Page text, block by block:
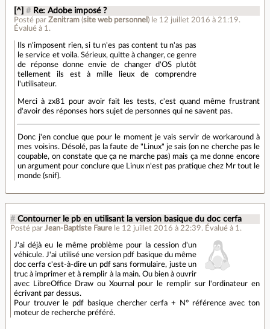
[^] # Re: Adobe imposé ?
Posté parZenitram (site web personnel ) le 12 juillet 2016 à 21:19.
Évalué à 1 .
Ils n'imposent rien, si tu n'es pas content tu n'as pas
le service et voila. Sérieux, quitte à changer, ce genre
de réponse donne envie de changer d'OS plutôt
tellement ils est à mille lieux de comprendre
l'utilisateur.
Merci à zx81 pour avoir fait les tests, c'est quand même frustrant
d'avoir des réponses hors sujet de personnes qui ne savent pas.
Donc j'en conclue que pour le moment je vais servir de workaround à
mes voisins. Désolé, pas la faute de "Linux" je sais (on ne cherche pas le
coupable, on constate que ça ne marche pas) mais ça me donne encore
un argument pour conclure que Linux n'est pas pratique chez Mr tout le
monde (snif).
# Contourner le pb en utilisant la version basique du doc cerfa
Posté par Jean-Baptiste Faure le 12 juillet 2016 à 22:39. Évalué à 1 .
J'ai déjà eu le même problème pour la cession d'un
véhicule. J'ai utilisé une version pdf basique du même
doc cerfa c'est-à-dire un pdf sans formulaire, juste un
truc à imprimer et à remplir à la main. Ou bien à ouvrir
avec LibreOffice Draw ou Xournal pour le remplir sur l'ordinateur en
écrivant par dessus.
Pour trouver le pdf basique chercher cerfa + N° référence avec ton
moteur de recherche préféré.